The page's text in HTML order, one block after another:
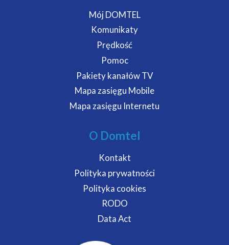
Mój DOMTEL
Komunikaty
Prędkość
Pomoc
Pakiety kanałów TV
Mapa zasięgu Mobile
Mapa zasięgu Internetu
O Domtel
Kontakt
Polityka prywatności
Polityka cookies
RODO
Data Act